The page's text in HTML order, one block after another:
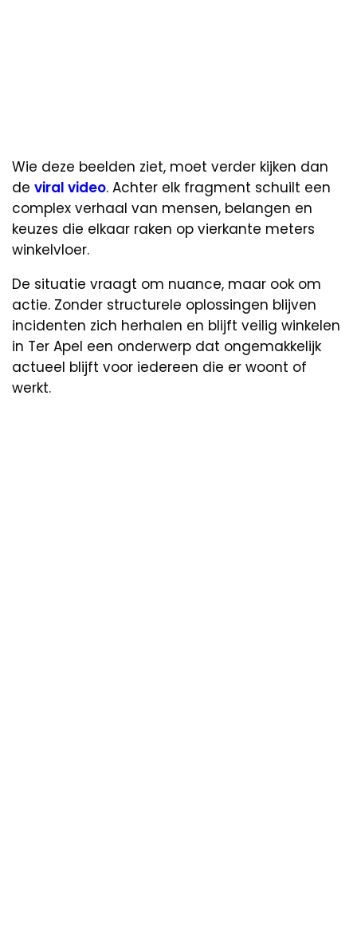
Wie deze beelden ziet, moet verder kijken dan
de viral video. Achter elk fragment schuilt een
complex verhaal van mensen, belangen en
keuzes die elkaar raken op vierkante meters
winkelvloer.
De situatie vraagt om nuance, maar ook om
actie. Zonder structurele oplossingen blijven
incidenten zich herhalen en blijft veilig winkelen
in Ter Apel een onderwerp dat ongemakkelijk
actueel blijft voor iedereen die er woont of
werkt.